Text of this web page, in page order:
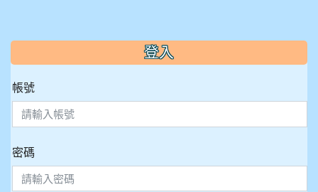
::: 登入
帳號
密碼